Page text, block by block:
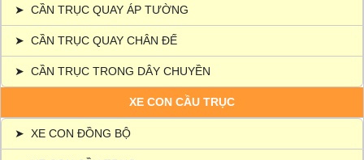
➤ CẦN TRỤC QUAY ÁP TƯỜNG
➤ CẦN TRỤC QUAY CHÂN ĐẾ
➤ CẦN TRỤC TRONG DÂY CHUYỀN
XE CON CẦU TRỤC
➤ XE CON ĐỒNG BỘ